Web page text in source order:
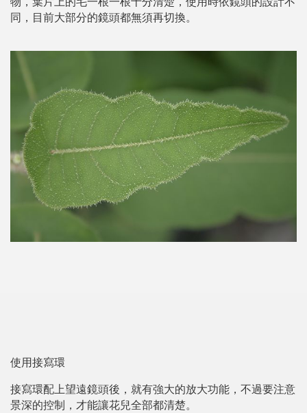
同，目前大部分的鏡頭都無須再切換。
使用接寫環
接寫環配上望遠鏡頭後，就有強大的放大功能，不過要注意
景深的控制，才能讓花兒全部都清楚。